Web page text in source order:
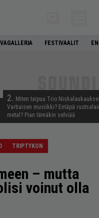
FESTIVAALIT
2. Miten taipuu Trio
Vartiaisen musiikki? Entäpä
metal? Pian tämäkin selviää
TRIPTYKON
– mutta
voinut olla